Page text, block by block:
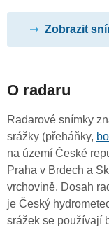
Zobrazit
O radaru
Radarové snímky
srážky (přeháňky,
na území České
Praha v Brdech a
vrchovině. Dosah
je Český
srážek se používají